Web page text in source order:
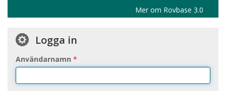
Mer om Rovbase 3.0
Logga in
Användarnamn